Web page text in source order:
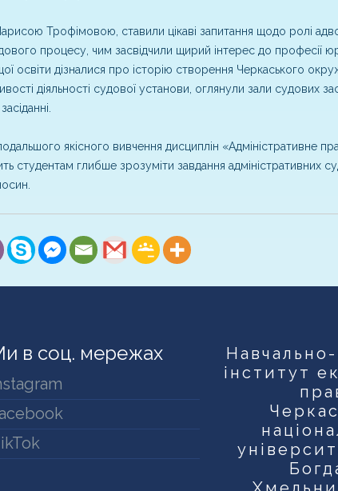
Трофімовою, ставили цікаві запитання щодо ролі
процесу, чим засвідчили щирий інтерес до професії
освіти дізналися про історію створення Черкаського
діяльності судової установи, оглянули зали судових
якісного вивчення дисциплін «Адміністративне
студентам глибше зрозуміти завдання адміністративних
в соц. мережах
інститут